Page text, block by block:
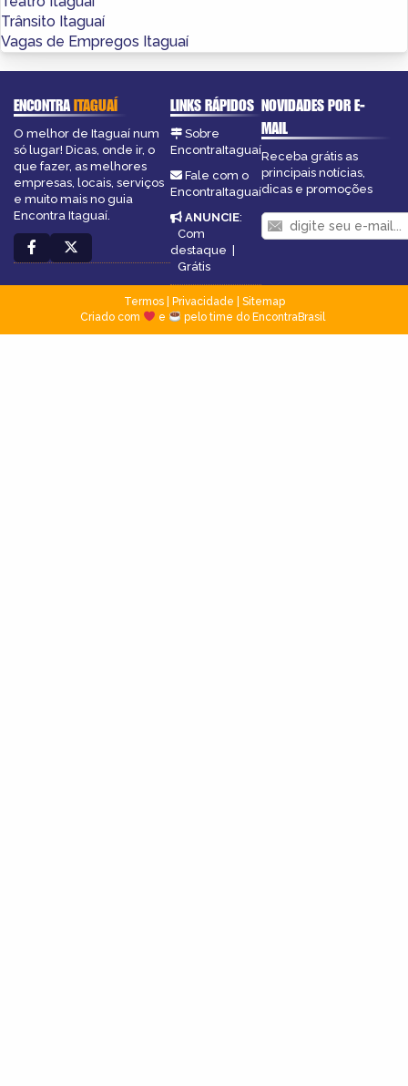
Trânsito Itaguaí
Vagas de Empregos Itaguaí
ENCONTRAITAGUAÍ
O melhor de Itaguaí num
só lugar! Dicas, onde ir, o
que fazer, as melhores
empresas, locais, serviços
e muito mais no guia
Encontra Itaguaí.
LINKS RÁPIDOS
Sobre
EncontraItaguaí
Fale com o
EncontraItaguaí
ANUNCIE:
Com
destaque
Grátis
NOVIDADES POR E-
MAIL
Receba grátis as
principais notícias,
dicas e promoções
Termos| Privacidade
Sitemap
Criado com
e pelo time do EncontraBrasil